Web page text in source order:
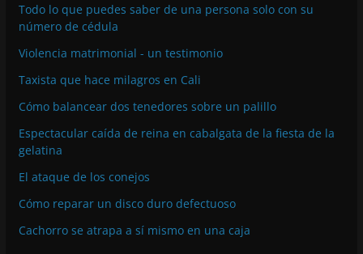
Todo lo que puedes saber de una persona solo con su
número de cédula
Violencia matrimonial - un testimonio
Taxista que hace milagros en Cali
Cómo balancear dos tenedores sobre un palillo
Espectacular caída de reina en cabalgata de la fiesta de la
gelatina
El ataque de los conejos
Cómo reparar un disco duro defectuoso
Cachorro se atrapa a sí mismo en una caja